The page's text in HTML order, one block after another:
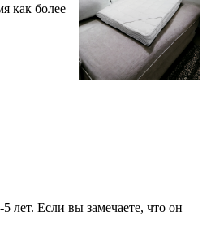
как более
лет. Если вы замечаете, что он